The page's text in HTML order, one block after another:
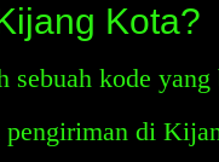
Kota?
sebuah kode
di